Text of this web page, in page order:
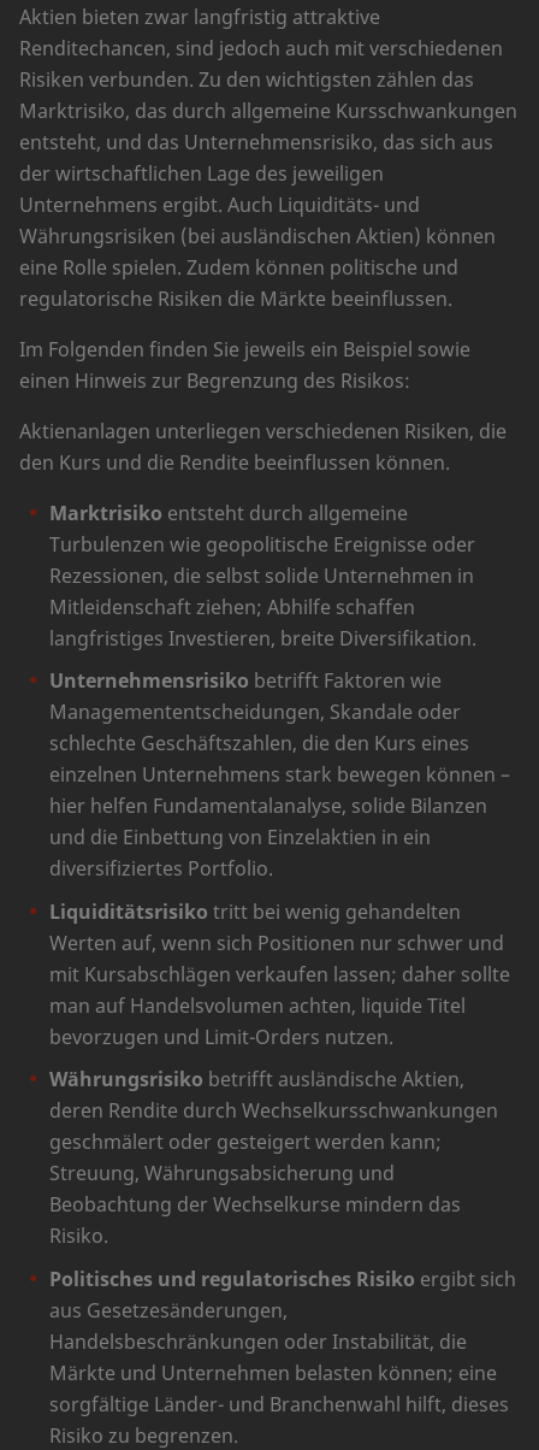
Aktien bieten zwar langfristig attraktive
Renditechancen, sind jedoch auch mit verschiedenen
Risiken verbunden. Zu den wichtigsten zählen das
Marktrisiko, das durch allgemeine Kursschwankungen
entsteht, und das Unternehmensrisiko, das sich aus
der wirtschaftlichen Lage des jeweiligen
Unternehmens ergibt. Auch Liquiditäts- und
Währungsrisiken (bei ausländischen Aktien) können
eine Rolle spielen. Zudem können politische und
regulatorische Risiken die Märkte beeinflussen.
Im Folgenden finden Sie jeweils ein Beispiel sowie
einen Hinweis zur Begrenzung des Risikos:
Aktienanlagen unterliegen verschiedenen Risiken, die
den Kurs und die Rendite beeinflussen können.
Marktrisiko entsteht durch allgemeine
Turbulenzen wie geopolitische Ereignisse oder
Rezessionen, die selbst solide Unternehmen in
Mitleidenschaft ziehen; Abhilfe schaffen
langfristiges Investieren, breite Diversifikation.
Unternehmensrisiko betrifft Faktoren wie
Managemententscheidungen, Skandale oder
schlechte Geschäftszahlen, die den Kurs eines
einzelnen Unternehmens stark bewegen können –
hier helfen Fundamentalanalyse, solide Bilanzen
und die Einbettung von Einzelaktien in ein
diversifiziertes Portfolio.
Liquiditätsrisiko tritt bei wenig gehandelten
Werten auf, wenn sich Positionen nur schwer und
mit Kursabschlägen verkaufen lassen; daher sollte
man auf Handelsvolumen achten, liquide Titel
bevorzugen und Limit-Orders nutzen.
Währungsrisiko betrifft ausländische Aktien,
deren Rendite durch Wechselkursschwankungen
geschmälert oder gesteigert werden kann;
Streuung, Währungsabsicherung und
Beobachtung der Wechselkurse mindern das
Risiko.
Politisches und regulatorisches Risiko ergibt sich
aus Gesetzesänderungen,
Handelsbeschränkungen oder Instabilität, die
Märkte und Unternehmen belasten können; eine
sorgfältige Länder- und Branchenwahl hilft, dieses
Risiko zu begrenzen.